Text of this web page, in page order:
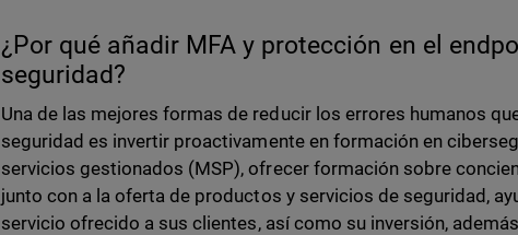
¿Por qué añadir MFA y protección en el
seguridad?
Una de las mejores formas de reducir los errores humanos
seguridad es invertir proactivamente en formación en
servicios gestionados (MSP), ofrecer formación sobre
junto con a la oferta de productos y servicios de seguridad,
servicio ofrecido a sus clientes, así como su inversión,